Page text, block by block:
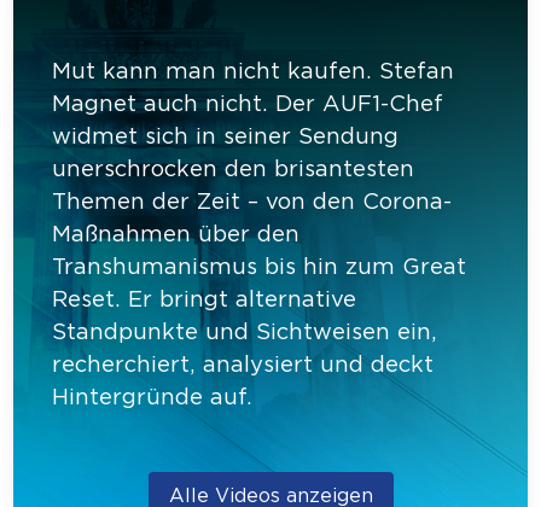
Mut kann man nicht kaufen. Stefan
Magnet auch nicht. Der AUF1-Chef
widmet sich in seiner Sendung
unerschrocken den brisantesten
Themen der Zeit – von den Corona-
Maßnahmen über den
Transhumanismus bis hin zum Great
Reset. Er bringt alternative
Standpunkte und Sichtweisen ein,
recherchiert, analysiert und deckt
Hintergründe auf.
Alle Videos anzeigen